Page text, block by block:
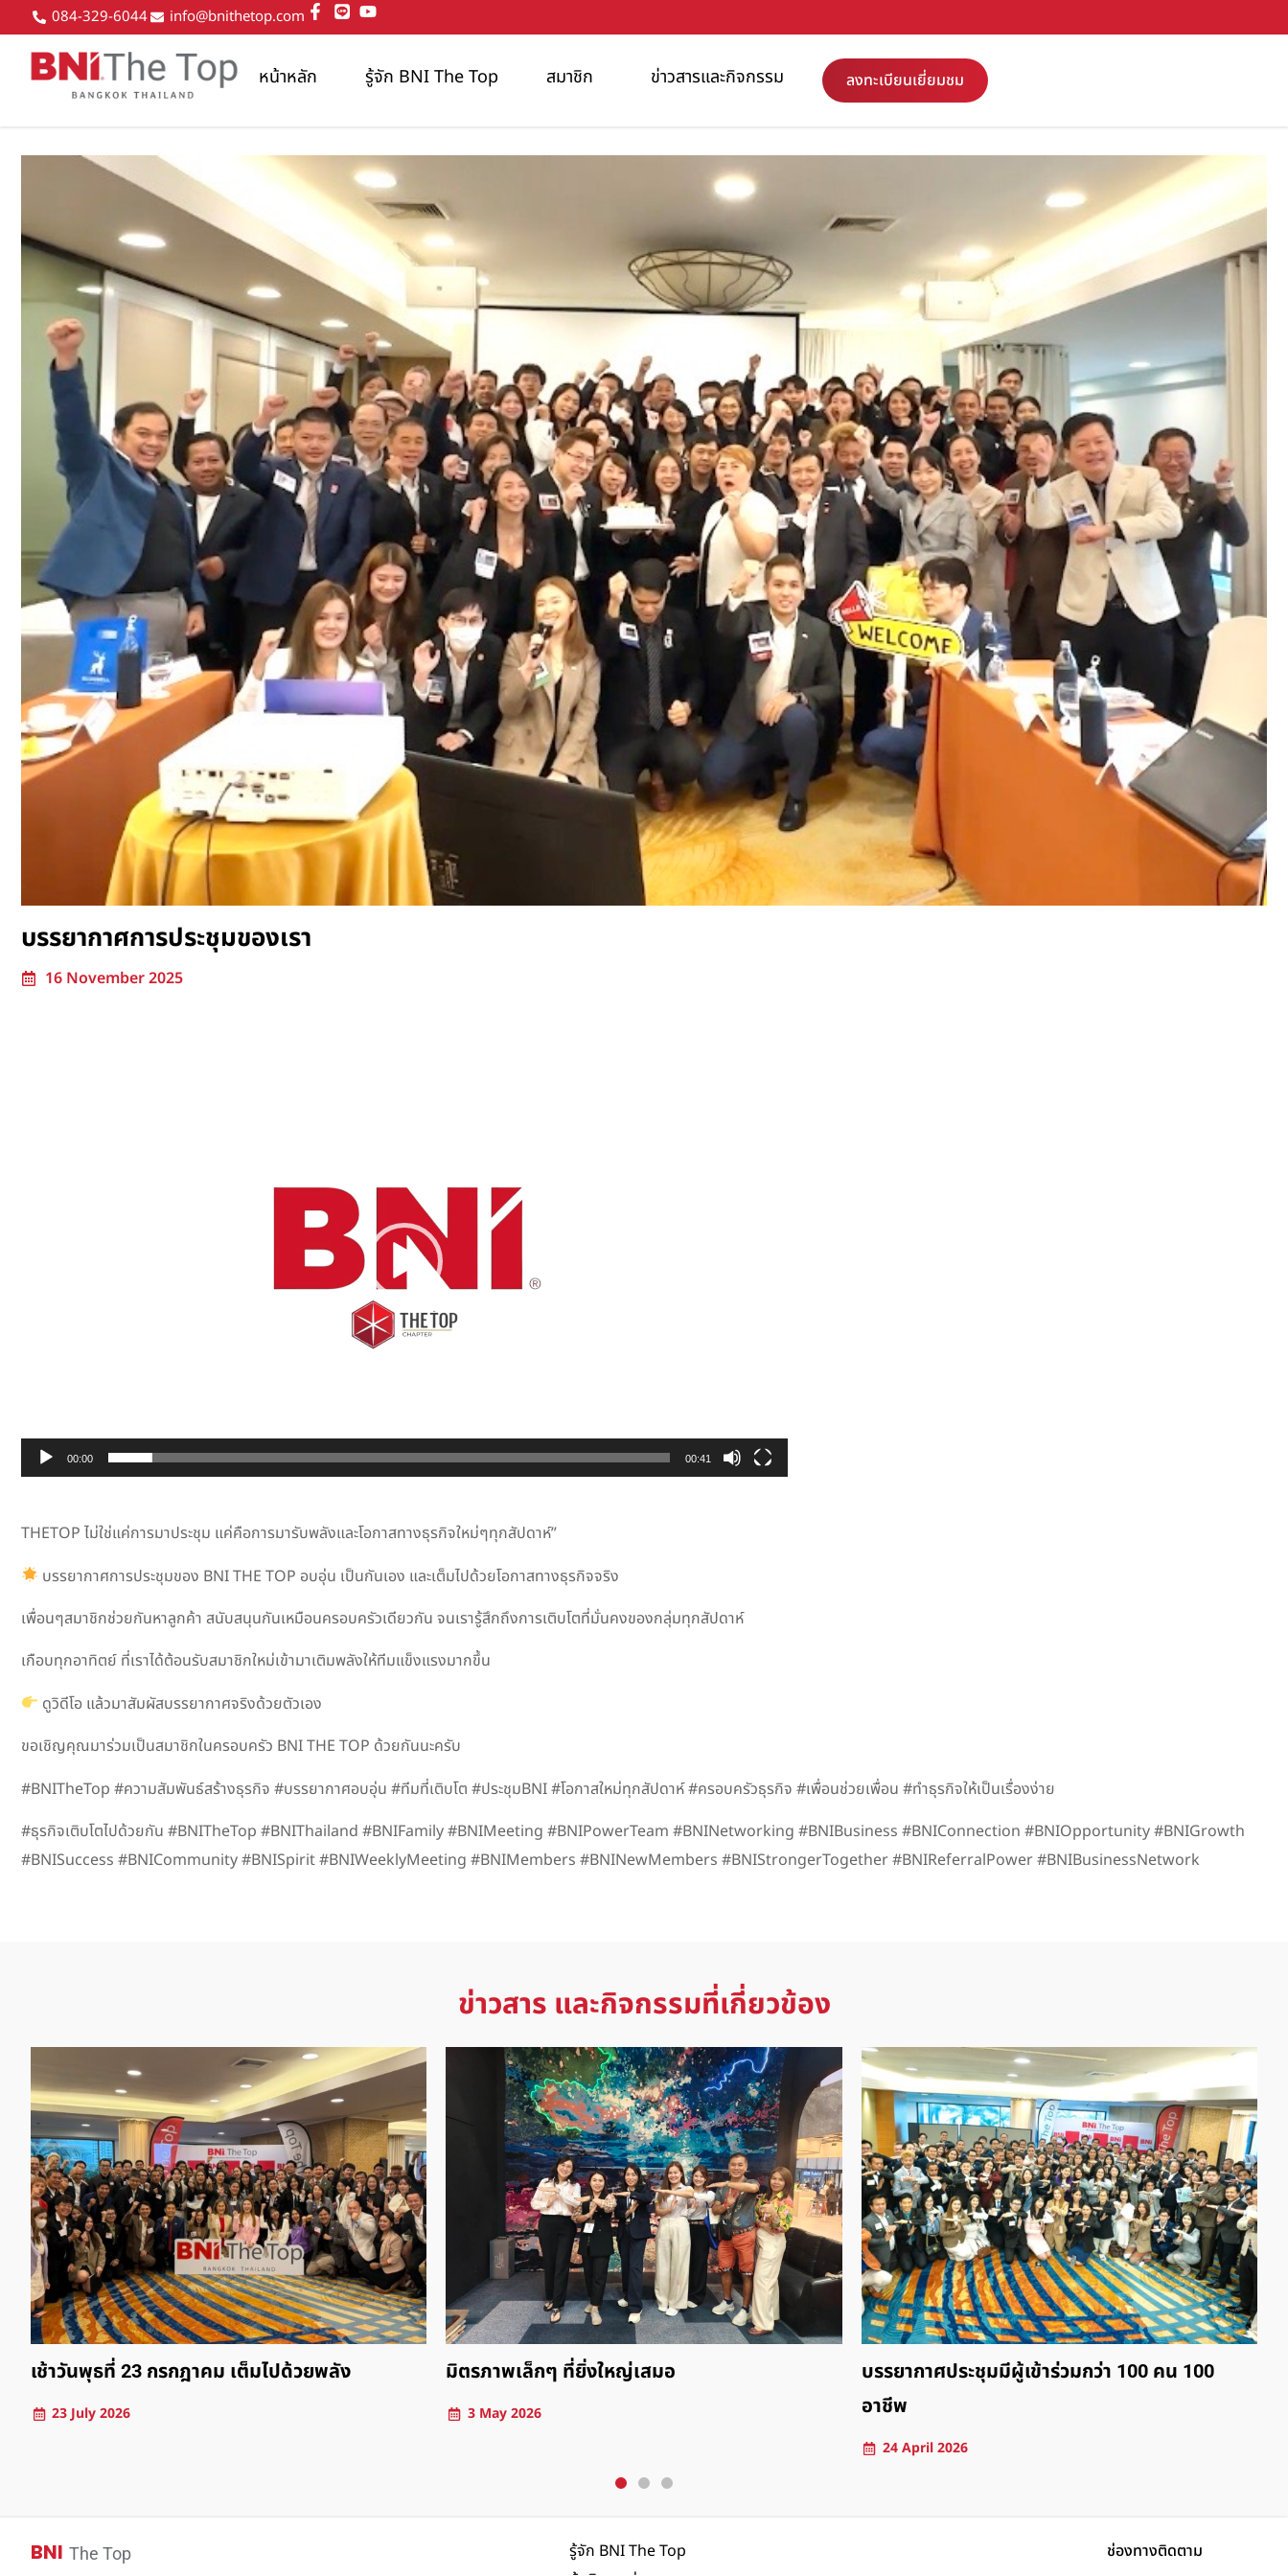
084-329-6044 info@bnithetop.com
หน้าหลัก รู้จัก BNI The Top สมาชิก ข่าวสารและกิจกรรม ลงทะเบียนเยี่ยมชม
บรรยากาศการประชุมของเรา
16 November 2025
00:00 00:41
THETOP ไม่ใช่แค่การมาประชุม แค่คือการมารับพลังและโอกาสทางธุรกิจใหม่ๆทุกสัปดาห์”
บรรยากาศการประชุมของ BNI THE TOP อบอุ่น เป็นกันเอง และเต็มไปด้วยโอกาสทางธุรกิจจริง
เพื่อนๆสมาชิกช่วยกันหาลูกค้า สนับสนุนกันเหมือนครอบครัวเดียวกัน จนเรารู้สึกถึงการเติบโตที่มั่นคงของกลุ่มทุกสัปดาห์
เกือบทุกอาทิตย์ ที่เราได้ต้อนรับสมาชิกใหม่เข้ามาเติมพลังให้ทีมแข็งแรงมากขึ้น
ดูวิดีโอ แล้วมาสัมผัสบรรยากาศจริงด้วยตัวเอง
ขอเชิญคุณมาร่วมเป็นสมาชิกในครอบครัว BNI THE TOP ด้วยกันนะครับ
#BNITheTop #ความสัมพันธ์สร้างธุรกิจ #บรรยากาศอบอุ่น #ทีมที่เติบโต #ประชุมBNI #โอกาสใหม่ทุกสัปดาห์ #ครอบครัวธุรกิจ #เพื่อนช่วยเพื่อน #ทำธุรกิจให้เป็นเรื่องง่าย
#ธุรกิจเติบโตไปด้วยกัน #BNITheTop #BNIThailand #BNIFamily #BNIMeeting #BNIPowerTeam #BNINetworking #BNIBusiness #BNIConnection #BNIOpportunity #BNIGrowth
#BNISuccess #BNICommunity #BNISpirit #BNIWeeklyMeeting #BNIMembers #BNINewMembers #BNIStrongerTogether #BNIReferralPower #BNIBusinessNetwork
ข่าวสาร และกิจกรรมที่เกี่ยวข้อง
ทะเลพาเราพัก มิตรภาพพาเราโต
30 March 2026
26 March 2026
สมาชิกยิ่งเพิ่มธุรกิจยิ่งโตไว
6 March 2026
BNI The Top
รู้จัก BNI The Top
ช่องทางติดตาม